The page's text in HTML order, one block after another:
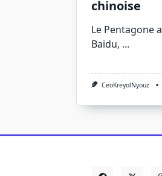
chinoise
Le Pentagone
Baidu, ...
CeoKreyolNyouz